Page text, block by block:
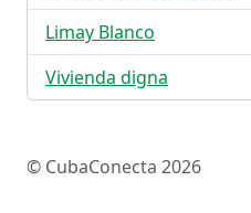
Limay Blanco
Vivienda digna
© CubaConecta 2026